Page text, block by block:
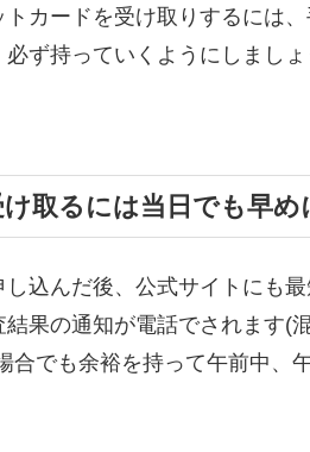
カードを受け取りするには
ず持っていくようにしまし
取るには当日でも早
し込んだ後、公式サイトにも
果の通知が電話でされます(
合でも余裕を持って午前中、